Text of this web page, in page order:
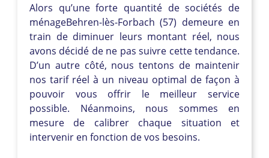
Alors qu’une forte quantité de sociétés de
ménageBehren-lès-Forbach (57) demeure en
train de diminuer leurs montant réel, nous
avons décidé de ne pas suivre cette tendance.
D’un autre côté, nous tentons de maintenir
nos tarif réel à un niveau optimal de façon à
pouvoir vous offrir le meilleur service
possible. Néanmoins, nous sommes en
mesure de calibrer chaque situation et
intervenir en fonction de vos besoins.